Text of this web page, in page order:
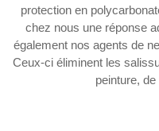
protection en
chez nous une réponse
également nos agents de
Ceux-ci éliminent les
peinture,